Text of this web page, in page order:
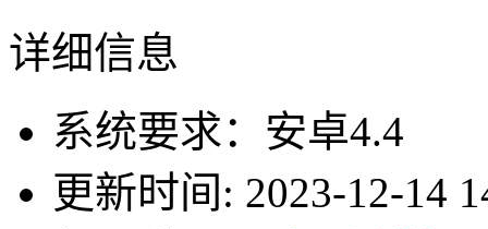
详细信息
系统要求：安卓4.4
更新时间: 2023-12-14